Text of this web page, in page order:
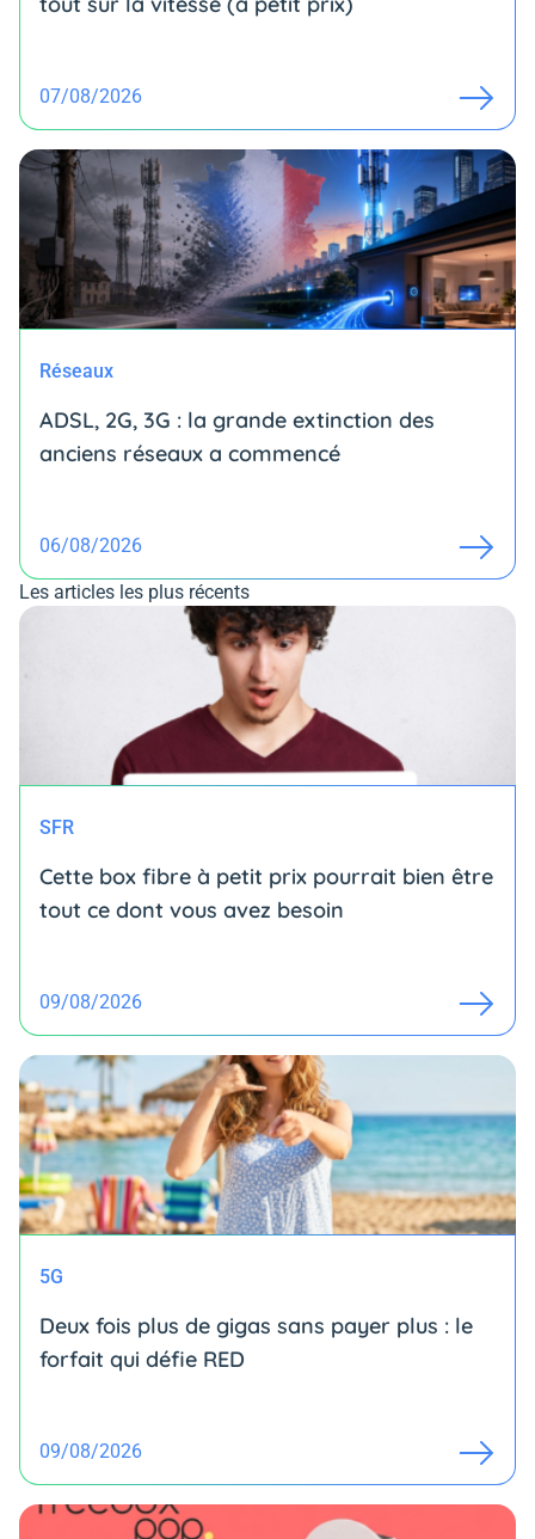
07/08/2026
Réseaux
ADSL, 2G, 3G : la grande extinction des
anciens réseaux a commencé
06/08/2026
Les articles les plus récents
SFR
Cette box fibre à petit prix pourrait bien être
tout ce dont vous avez besoin
09/08/2026
5G
Deux fois plus de gigas sans payer plus : le
forfait qui défie RED
09/08/2026